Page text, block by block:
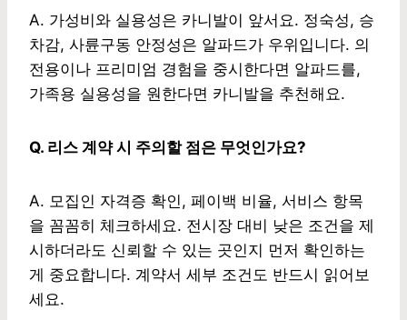
A. 가성비와 실용성은 카니발이 앞서요. 정숙성, 승
차감, 사륜구동 안정성은 알파드가 우위입니다. 의
전용이나 프리미엄 경험을 중시한다면 알파드를,
가족용 실용성을 원한다면 카니발을 추천해요.
Q. 리스 계약 시 주의할 점은 무엇인가요?
A. 모집인 자격증 확인, 페이백 비율, 서비스 항목
을 꼼꼼히 체크하세요. 전시장 대비 낮은 조건을 제
시하더라도 신뢰할 수 있는 곳인지 먼저 확인하는
게 중요합니다. 계약서 세부 조건도 반드시 읽어보
세요.